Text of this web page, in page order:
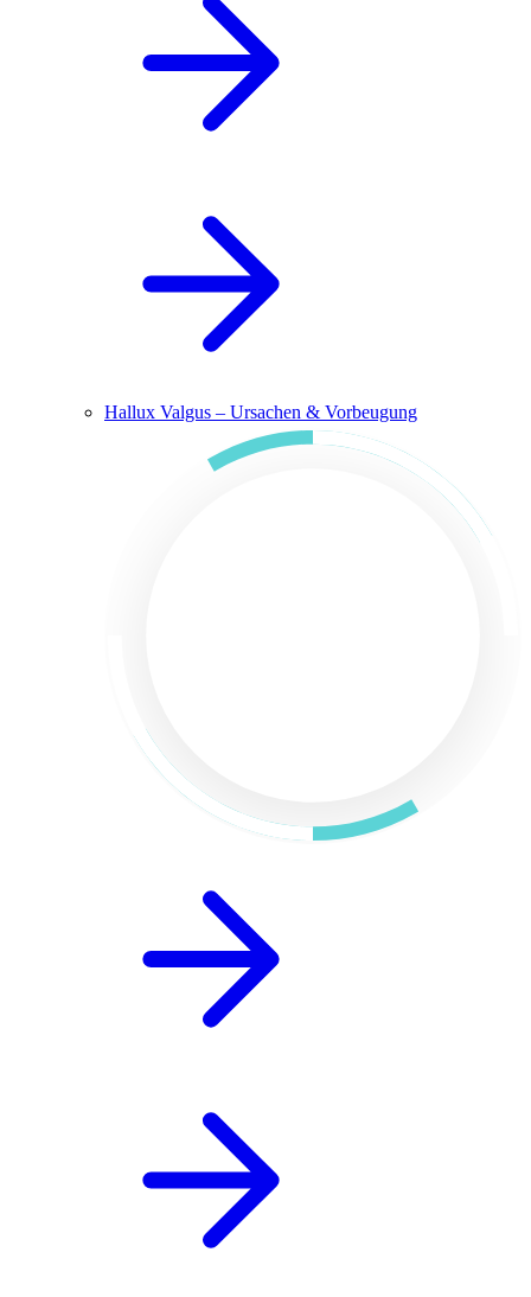
Hallux Valgus – Ursachen & Vorbeugung